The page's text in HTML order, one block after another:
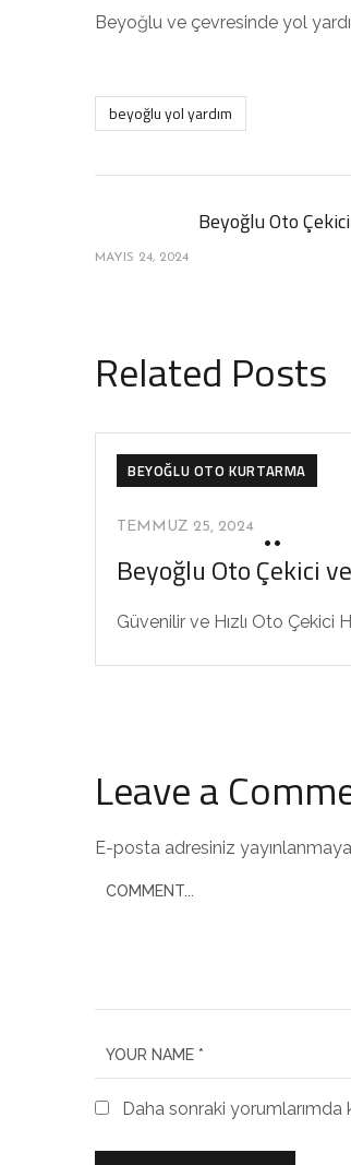
Beyoğlu ve çevresinde yol
beyoğlu yol yardım
Beyoğlu Oto Çekici
MAYIS 24, 2024
Related Posts
BEYOĞLU OTO KURTARMA
TEMMUZ 25, 2024
Beyoğlu Oto Çekici
Güvenilir ve Hızlı Oto Çekici
Leave a
E-posta adresiniz
Daha sonraki yorumlarımda